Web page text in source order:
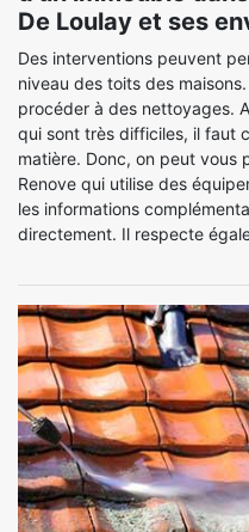
De Loulay et ses
Des interventions peuvent
niveau des toits des
procéder à des nettoyages.
qui sont très difficiles, il faut
matière. Donc, on peut vous
Renove qui utilise des
les informations
directement. Il respecte